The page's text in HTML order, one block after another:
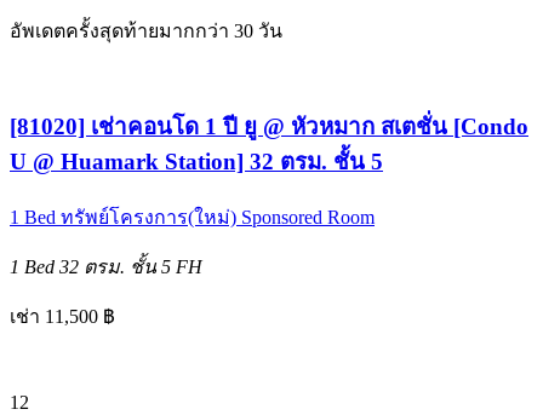
อัพเดตครั้งสุดท้ายมากกว่า 30 วัน
[81020] เช่าคอนโด 1 ปี ยู @ หัวหมาก สเตชั่น [Condo
U @ Huamark Station] 32 ตรม. ชั้น 5
1 Bed ทรัพย์โครงการ(ใหม่) Sponsored Room
1 Bed 32 ตรม. ชั้น 5 FH
เช่า 11,500 ฿
12